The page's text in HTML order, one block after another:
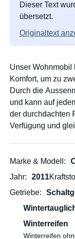
Dieser Text
übersetzt.
Originaltext
Unser Wohnmobil
Komfort, um zu
Durch die
und kann auf
der durchdachten
Verfügung und
Wohnbereich
hat ein
Das Wohnmobil
Gasheizung
den Herbst und
Marke & Modell
Jahr
2011
Getriebe
Winterreifen
Winterreifen